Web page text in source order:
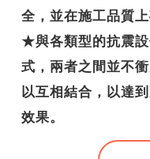
全，並在施工品質上
★與各類型的抗震
式，兩者之間並不
以互相結合，以達
效果。